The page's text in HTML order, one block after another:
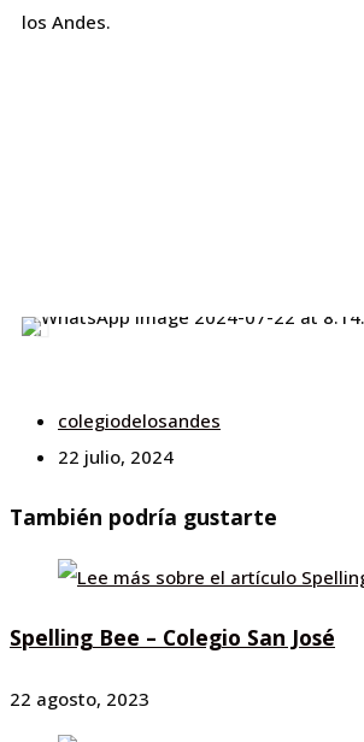
los Andes.
colegiodelosandes
22 julio, 2024
También podría gustarte
Spelling Bee – Colegio San José
22 agosto, 2023